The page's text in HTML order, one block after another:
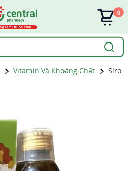
0
Vitamin Và Khoáng Chất
Siro